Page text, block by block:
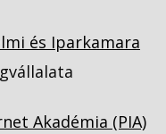
és Iparkamara
Akadémia (PIA)